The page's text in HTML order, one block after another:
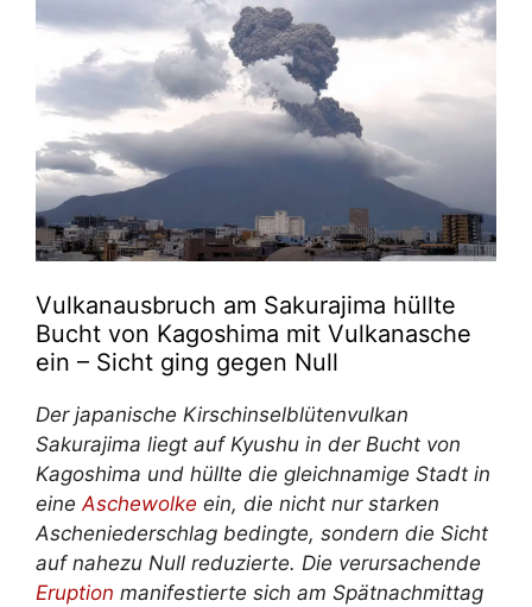
Vulkanausbruch am Sakurajima hüllte
Bucht von Kagoshima mit Vulkanasche
ein – Sicht ging gegen Null
Der japanische Kirschinselblütenvulkan
Sakurajima liegt auf Kyushu in der Bucht von
Kagoshima und hüllte die gleichnamige Stadt in
eineAschewolke ein, die nicht nur starken
Ascheniederschlag bedingte, sondern die Sicht
auf nahezu Null reduzierte. Die verursachende
Eruption manifestierte sich am Spätnachmittag